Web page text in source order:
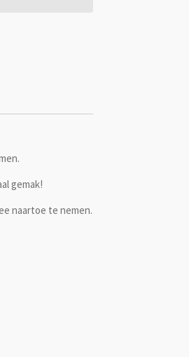
gemak!
naartoe te nemen.